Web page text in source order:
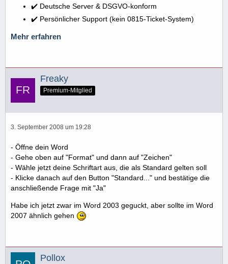
✔️ Deutsche Server & DSGVO-konform
✔️ Persönlicher Support (kein 0815-Ticket-System)
Mehr erfahren
Freaky
Premium-Mitglied
3. September 2008 um 19:28
- Öffne dein Word
- Gehe oben auf "Format" und dann auf "Zeichen"
- Wähle jetzt deine Schriftart aus, die als Standard gelten soll
- Klicke danach auf den Button "Standard..." und bestätige die
anschließende Frage mit "Ja"
Habe ich jetzt zwar im Word 2003 geguckt, aber sollte im Word
2007 ähnlich gehen
Pollox